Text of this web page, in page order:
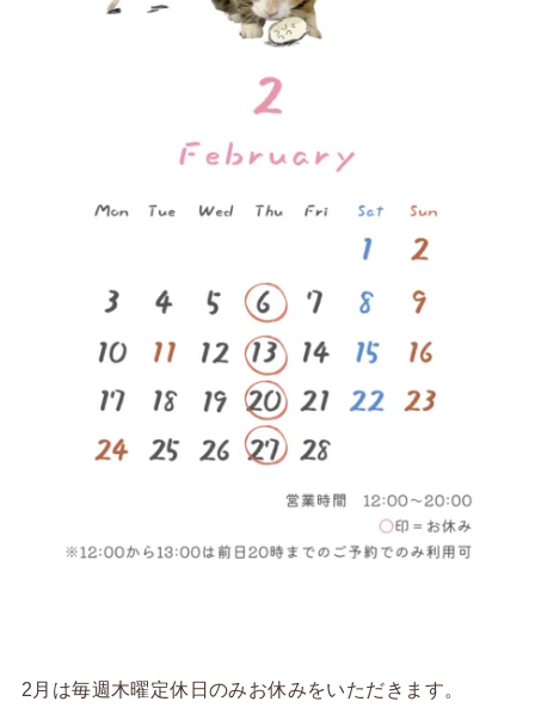
2月は毎週木曜定休日のみお休みをいただきます。